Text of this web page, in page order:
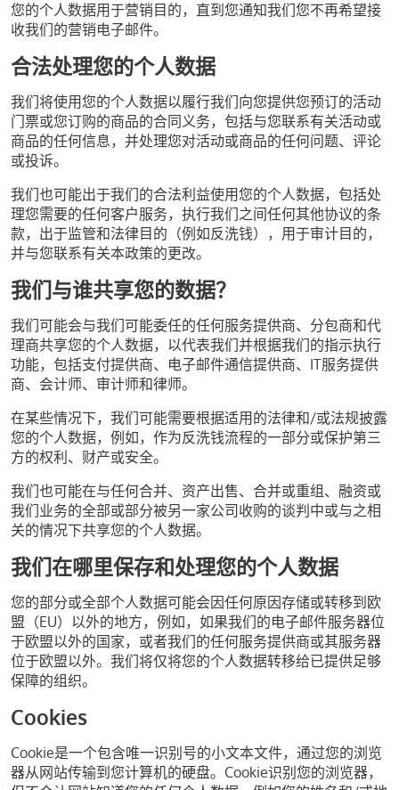
您的个人数据用于营销目的，直到您通知我们您不再希望接
收我们的营销电子邮件。
合法处理您的个人数据
我们将使用您的个人数据以履行我们向您提供您预订的活动
门票或您订购的商品的合同义务，包括与您联系有关活动或
商品的任何信息，并处理您对活动或商品的任何问题、评论
或投诉。
我们也可能出于我们的合法利益使用您的个人数据，包括处
理您需要的任何客户服务，执行我们之间任何其他协议的条
款，出于监管和法律目的（例如反洗钱），用于审计目的，
并与您联系有关本政策的更改。
我们与谁共享您的数据？
我们可能会与我们可能委任的任何服务提供商、分包商和代
理商共享您的个人数据，以代表我们并根据我们的指示执行
功能，包括支付提供商、电子邮件通信提供商、IT服务提供
商、会计师、审计师和律师。
在某些情况下，我们可能需要根据适用的法律和/或法规披露
您的个人数据，例如，作为反洗钱流程的一部分或保护第三
方的权利、财产或安全。
我们也可能在与任何合并、资产出售、合并或重组、融资或
我们业务的全部或部分被另一家公司收购的谈判中或与之相
关的情况下共享您的个人数据。
我们在哪里保存和处理您的个人数据
您的部分或全部个人数据可能会因任何原因存储或转移到欧
盟（EU）以外的地方，例如，如果我们的电子邮件服务器位
于欧盟以外的国家，或者我们的任何服务提供商或其服务器
位于欧盟以外。我们将仅将您的个人数据转移给已提供足够
保障的组织。
Cookies
Cookie是一个包含唯一识别号的小文本文件，通过您的浏览
器从网站传输到您计算机的硬盘。Cookie识别您的浏览器，